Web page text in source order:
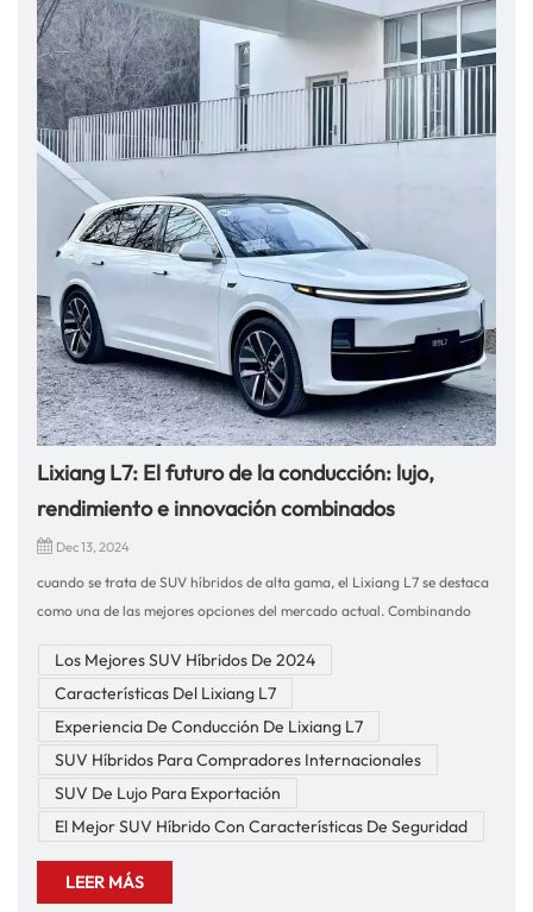
Lixiang L7: El futuro de la conducción: lujo,
rendimiento e innovación combinados
Dec 13, 2024
cuando se trata de SUV híbridos de alta gama, el Lixiang L7 se destaca
como una de las mejores opciones del mercado actual. Combinando
incomparable, este vehículo es el futuro de la conducción. En nuestra
empresa, nos especializamos en la exportación de vehículos y
autopartes de alta calidad con más de 10 años de experiencia en
comercio internacional, asegurando que brindamos las mejores
diseñado para brindar una experiencia premium. Impulsado por un
motor híbrido avanzado, el L7 ofrece un rendimiento suave pero
Los Mejores SUV Híbridos De 2024
Características Del Lixiang L7
Experiencia De Conducción De Lixiang L7
SUV Híbridos Para Compradores Internacionales
SUV De Lujo Para Exportación
El Mejor SUV Híbrido Con Características De Seguridad
LEER MÁS